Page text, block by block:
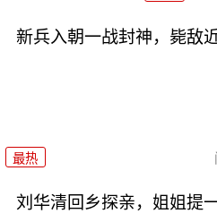
新兵入朝一战封神，毙敌
最热
刘华清回乡探亲，姐姐提